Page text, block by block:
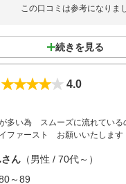
この口コミは参考になりま
続きを見る
4.0
多い為 スムーズに流れている
ファースト お願いいたします
ん （男性 / 70代～）
～89